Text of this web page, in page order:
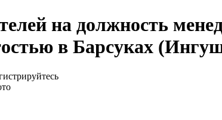
на должность
в Барсуках